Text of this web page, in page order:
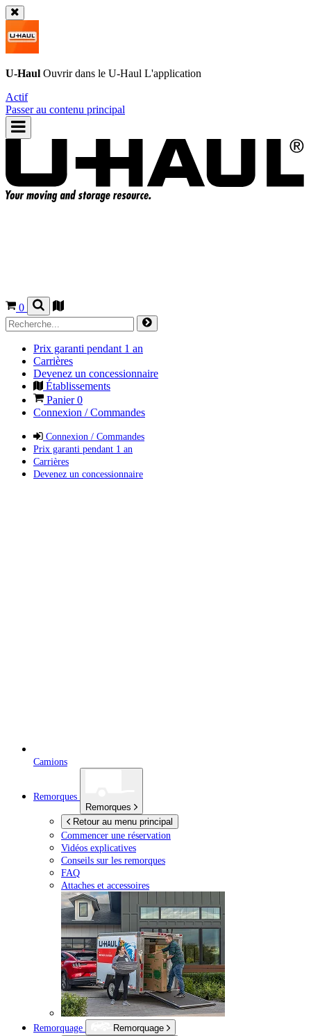
U-Haul Ouvrir dans le U-Haul L'application
Actif
Passer au contenu principal
0
Prix garanti pendant 1 an
Carrières
Devenez un concessionnaire
Établissements
Panier0
Connexion / Commandes
Connexion / Commandes
Prix garanti pendant 1 an
Carrières
Devenez un concessionnaire
Camions
Remorques
Remorques
Retour au menu principal
Commencer une réservation
Vidéos explicatives
Conseils sur les remorques
FAQ
Attaches et accessoires
Remorquage
Remorquage